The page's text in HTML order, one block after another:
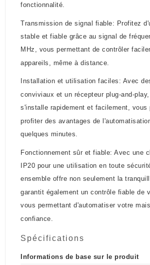
fonctionnalité.
Transmission de signal fiable: Profitez
stable et fiable grâce au signal de
MHz, vous permettant de contrôler
appareils, même à distance.
Installation et utilisation faciles: Avec
conviviaux et un récepteur plug-and-
s'installe rapidement et facilement, vous
profiter des avantages de
quelques minutes.
Fonctionnement sûr et fiable: Avec une
IP20 pour une utilisation en toute
ensemble offre non seulement la
garantit également un contrôle fiable de
vous permettant d'automatiser votre
confiance.
Spécifications
Informations de base sur le produit